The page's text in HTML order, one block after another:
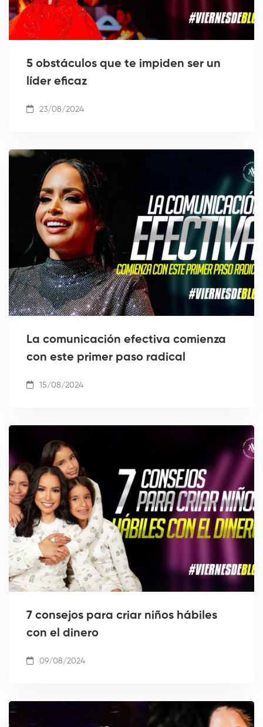
5 obstáculos que te impiden ser un
líder eficaz
23/08/2024
La comunicación efectiva comienza
con este primer paso radical
15/08/2024
7 consejos para criar niños hábiles
con el dinero
09/08/2024